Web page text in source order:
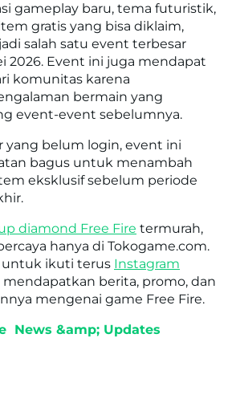
gameplay baru, tema futuristik,
gratis yang bisa diklaim,
salah satu event terbesar
2026. Event ini juga mendapat
komunitas karena
bermain yang
event-event sebelumnya.
yang belum login, event ini
bagus untuk menambah
eksklusif sebelum periode
diamond Free Fire termurah,
hanya di Tokogame.com.
untuk ikuti terus Instagram
berita, promo, dan
mengenai game Free Fire.
News &amp; Updates